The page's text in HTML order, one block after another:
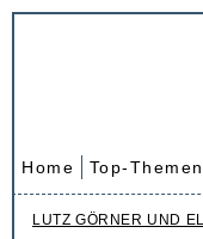
Home Top-Themen
LUTZ GÖRNER UND